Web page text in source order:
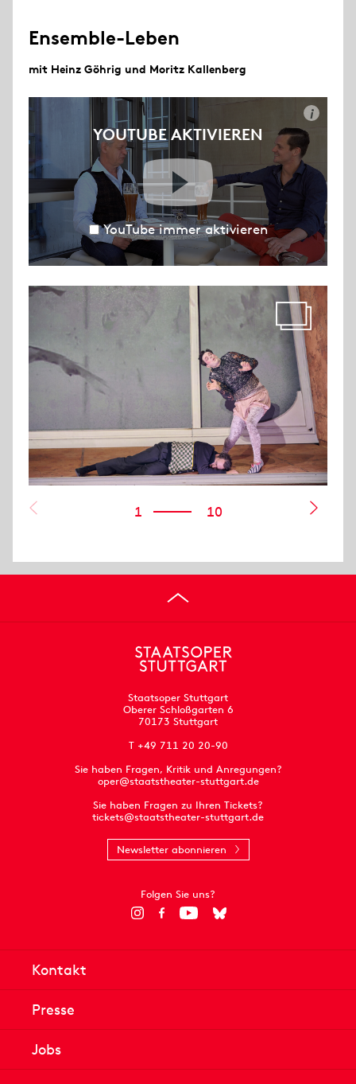
Ensemble-Leben
mit Heinz Göhrig und Moritz Kallenberg
YOUTUBE AKTIVIEREN
i
YouTube immer aktivieren
1 10
Staatsoper Stuttgart
Oberer Schloßgarten 6
70173 Stuttgart
T +49 711 20 20-90
Sie haben Fragen, Kritik und Anregungen?
oper@staatstheater-stuttgart.de
Sie haben Fragen zu Ihren Tickets?
tickets@staatstheater-stuttgart.de
Newsletter abonnieren
Folgen Sie uns?
Kontakt
Presse
Jobs